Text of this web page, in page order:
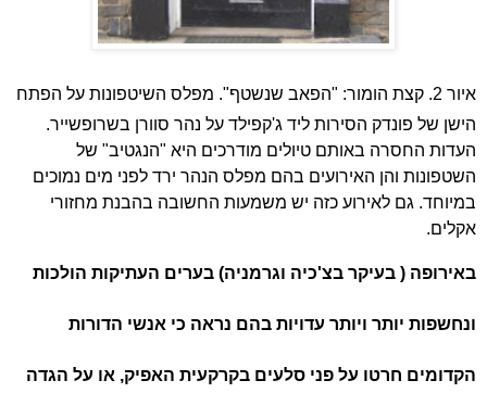
איור 2. קצת הומור: "הפאב שנשטף". מפלס השיטפונות על הפתח
הישן של פונדק הסירות ליד ג'קפילד על נהר סוורן בשרופשייר.
העדות החסרה באותם טיולים מודרכים היא "הנגטיב" של
השטפונות והן האירועים בהם מפלס הנהר ירד לפני מים נמוכים
במיוחד. גם לאירוע כזה יש משמעות החשובה בהבנת מחזורי
אקלים.
באירופה ( בעיקר בצ'כיה וגרמניה) בערים העתיקות הולכות
ונחשפות יותר ויותר עדויות בהם נראה כי אנשי הדורות
הקדומים חרטו על פני סלעים בקרקעית האפיק, או על הגדה